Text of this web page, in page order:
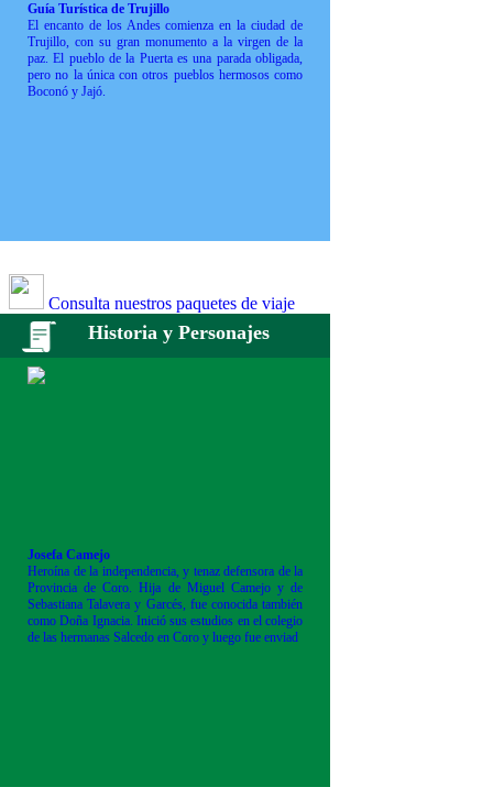
Guía Turística de Trujillo
El encanto de los Andes comienza en la ciudad de
Trujillo, con su gran monumento a la virgen de la
paz. El pueblo de la Puerta es una parada obligada,
pero no la única con otros pueblos hermosos como
Boconó y Jajó.
Consulta nuestros paquetes de viaje
Historia y Personajes
Josefa Camejo
Heroína de la independencia, y tenaz defensora de la
Provincia de Coro. Hija de Miguel Camejo y de
Sebastiana Talavera y Garcés, fue conocida también
como Doña Ignacia. Inició sus estudios en el colegio
de las hermanas Salcedo en Coro y luego fue enviad